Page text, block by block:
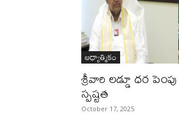
ఆధ్యాత్మికం
శ్రీవారి లడ్డూ ధర
స్పష్టత
October 17, 2025